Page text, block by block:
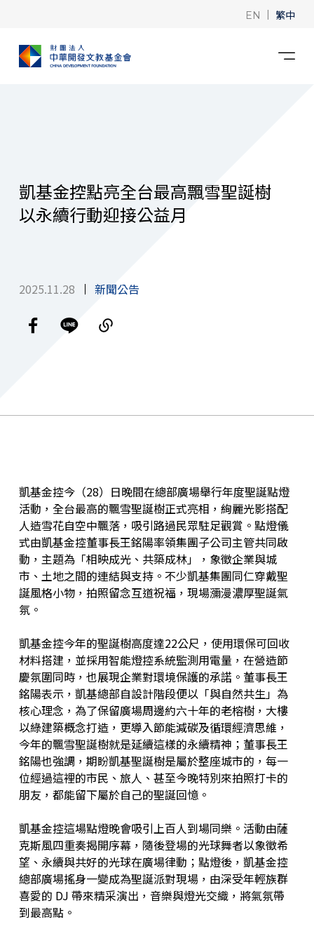
EN | 繁中
凱基金控點亮全台最高飄雪聖誕樹
以永續行動迎接公益月
2025.11.28 新聞公告
凱基金控今（28）日晚間在總部廣場舉行年度聖誕點燈
活動，全台最高的飄雪聖誕樹正式亮相，絢麗光影搭配
人造雪花自空中飄落，吸引路過民眾駐足觀賞。點燈儀
式由凱基金控董事長王銘陽率領集團子公司主管共同啟
動，主題為「相映成光、共築成林」，象徵企業與城
市、土地之間的連結與支持。不少凱基集團同仁穿戴聖
誕風格小物，拍照留念互道祝福，現場瀰漫濃厚聖誕氣
氛。
凱基金控今年的聖誕樹高度達22公尺，使用環保可回收
材料搭建，並採用智能燈控系統監測用電量，在營造節
慶氛圍同時，也展現企業對環境保護的承諾。董事長王
銘陽表示，凱基總部自設計階段便以「與自然共生」為
核心理念，為了保留廣場周邊約六十年的老榕樹，大樓
以綠建築概念打造，更導入節能減碳及循環經濟思維，
今年的飄雪聖誕樹就是延續這樣的永續精神；董事長王
銘陽也強調，期盼凱基聖誕樹是屬於整座城市的，每一
位經過這裡的市民、旅人、甚至今晚特別來拍照打卡的
朋友，都能留下屬於自己的聖誕回憶。
凱基金控這場點燈晚會吸引上百人到場同樂。活動由薩
克斯風四重奏揭開序幕，隨後登場的光球舞者以象徵希
望、永續與共好的光球在廣場律動；點燈後，凱基金控
總部廣場搖身一變成為聖誕派對現場，由深受年輕族群
喜愛的 DJ 帶來精采演出，音樂與燈光交織，將氣氛帶
到最高點。